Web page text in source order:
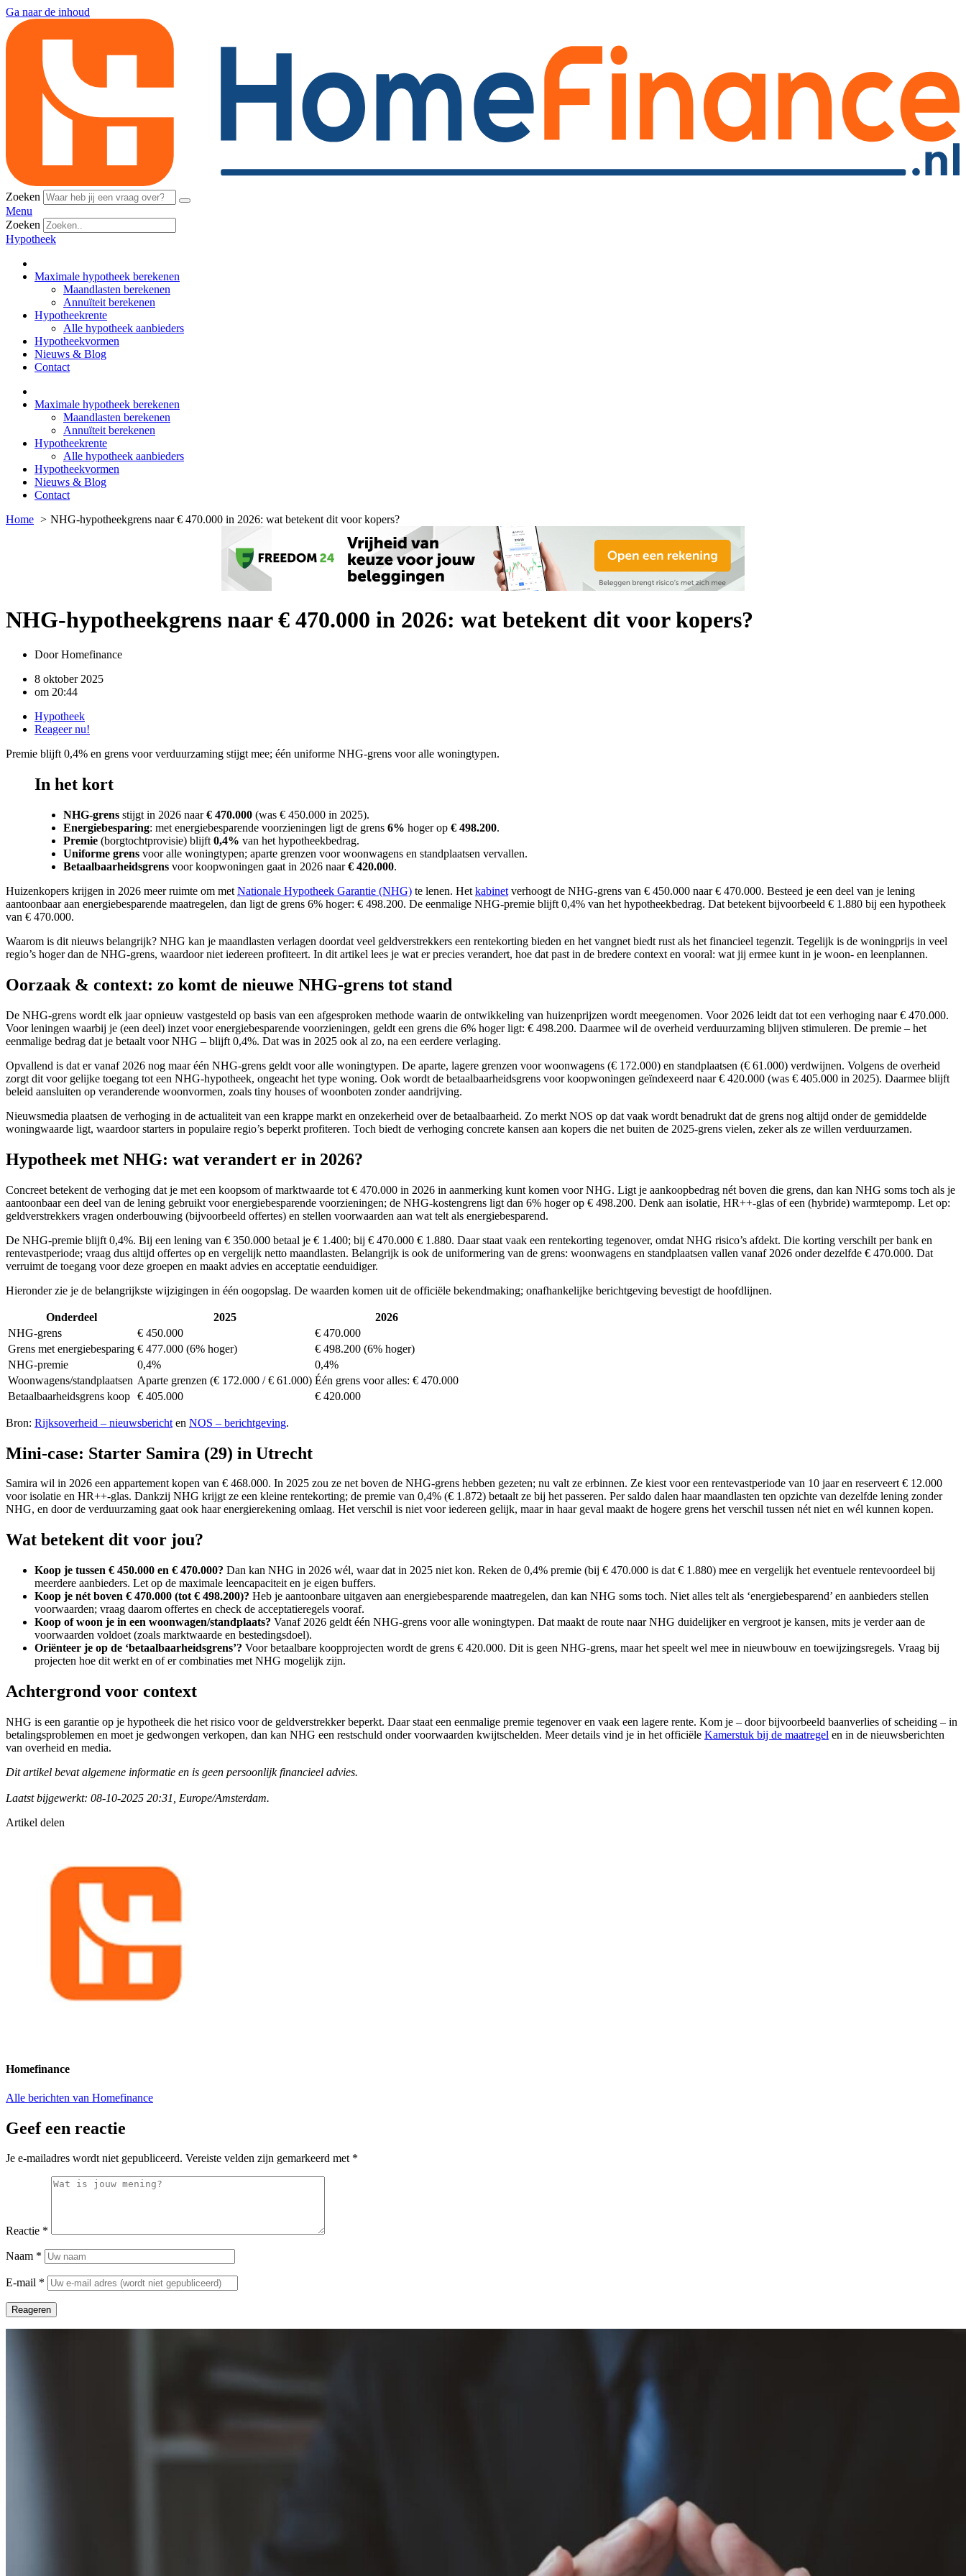
Ga naar de inhoud
Zoeken
Menu
Zoeken
Hypotheek
Maximale hypotheek berekenen
Maandlasten berekenen
Annuïteit berekenen
Hypotheekrente
Alle hypotheek aanbieders
Hypotheekvormen
Nieuws & Blog
Contact
Maximale hypotheek berekenen
Maandlasten berekenen
Annuïteit berekenen
Hypotheekrente
Alle hypotheek aanbieders
Hypotheekvormen
Nieuws & Blog
Contact
Home
NHG-hypotheekgrens naar € 470.000 in 2026: wat betekent dit voor kopers?
NHG-hypotheekgrens naar € 470.000 in 2026: wat betekent dit voor kopers?
DoorHomefinance
8 oktober 2025
om 20:44
Hypotheek
Reageer nu!
Premie blijft 0,4% en grens voor verduurzaming stijgt mee; één uniforme NHG-grens voor alle woningtypen.
In het kort
NHG-grens stijgt in 2026 naar€ 470.000 (was € 450.000 in 2025).
Energiebesparing: met energiebesparende voorzieningen ligt de grens 6% hoger op € 498.200.
Premie (borgtochtprovisie) blijft 0,4% van het hypotheekbedrag.
Uniforme grens voor alle woningtypen; aparte grenzen voor woonwagens en standplaatsen vervallen.
Betaalbaarheidsgrens voor koopwoningen gaat in 2026 naar€ 420.000.
Huizenkopers krijgen in 2026 meer ruimte om met Nationale Hypotheek Garantie (NHG) te lenen. Het kabinet verhoogt de NHG-grens van € 450.000 naar € 470.000. Besteed je een deel van je lening
aantoonbaar aan energiebesparende maatregelen, dan ligt de grens 6% hoger: € 498.200. De eenmalige NHG-premie blijft 0,4% van het hypotheekbedrag. Dat betekent bijvoorbeeld € 1.880 bij een hypotheek
van € 470.000.
Waarom is dit nieuws belangrijk? NHG kan je maandlasten verlagen doordat veel geldverstrekkers een rentekorting bieden en het vangnet biedt rust als het financieel tegenzit. Tegelijk is de woningprijs in veel
regio’s hoger dan de NHG-grens, waardoor niet iedereen profiteert. In dit artikel lees je wat er precies verandert, hoe dat past in de bredere context en vooral: wat jij ermee kunt in je woon- en leenplannen.
Oorzaak & context: zo komt de nieuwe NHG-grens tot stand
De NHG-grens wordt elk jaar opnieuw vastgesteld op basis van een afgesproken methode waarin de ontwikkeling van huizenprijzen wordt meegenomen. Voor 2026 leidt dat tot een verhoging naar € 470.000.
Voor leningen waarbij je (een deel) inzet voor energiebesparende voorzieningen, geldt een grens die 6% hoger ligt: € 498.200. Daarmee wil de overheid verduurzaming blijven stimuleren. De premie – het
eenmalige bedrag dat je betaalt voor NHG – blijft 0,4%. Dat was in 2025 ook al zo, na een eerdere verlaging.
Opvallend is dat er vanaf 2026 nog maar één NHG-grens geldt voor alle woningtypen. De aparte, lagere grenzen voor woonwagens (€ 172.000) en standplaatsen (€ 61.000) verdwijnen. Volgens de overheid
zorgt dit voor gelijke toegang tot een NHG-hypotheek, ongeacht het type woning. Ook wordt de betaalbaarheidsgrens voor koopwoningen geïndexeerd naar € 420.000 (was € 405.000 in 2025). Daarmee blijft
beleid aansluiten op veranderende woonvormen, zoals tiny houses of woonboten zonder aandrijving.
Nieuwsmedia plaatsen de verhoging in de actualiteit van een krappe markt en onzekerheid over de betaalbaarheid. Zo merkt NOS op dat vaak wordt benadrukt dat de grens nog altijd onder de gemiddelde
woningwaarde ligt, waardoor starters in populaire regio’s beperkt profiteren. Toch biedt de verhoging concrete kansen aan kopers die net buiten de 2025-grens vielen, zeker als ze willen verduurzamen.
Hypotheek met NHG: wat verandert er in 2026?
Concreet betekent de verhoging dat je met een koopsom of marktwaarde tot € 470.000 in 2026 in aanmerking kunt komen voor NHG. Ligt je aankoopbedrag nét boven die grens, dan kan NHG soms toch als je
aantoonbaar een deel van de lening gebruikt voor energiebesparende voorzieningen; de NHG-kostengrens ligt dan 6% hoger op € 498.200. Denk aan isolatie, HR++-glas of een (hybride) warmtepomp. Let op:
geldverstrekkers vragen onderbouwing (bijvoorbeeld offertes) en stellen voorwaarden aan wat telt als energiebesparend.
De NHG-premie blijft 0,4%. Bij een lening van € 350.000 betaal je € 1.400; bij € 470.000 € 1.880. Daar staat vaak een rentekorting tegenover, omdat NHG risico’s afdekt. Die korting verschilt per bank en
rentevastperiode; vraag dus altijd offertes op en vergelijk netto maandlasten. Belangrijk is ook de uniformering van de grens: woonwagens en standplaatsen vallen vanaf 2026 onder dezelfde € 470.000. Dat
verruimt de toegang voor deze groepen en maakt advies en acceptatie eenduidiger.
Hieronder zie je de belangrijkste wijzigingen in één oogopslag. De waarden komen uit de officiële bekendmaking; onafhankelijke berichtgeving bevestigt de hoofdlijnen.
Onderdeel 2025
2026
NHG-grens
€ 450.000
€ 470.000
Grens met energiebesparing € 477.000 (6% hoger)
€ 498.200 (6% hoger)
NHG-premie
0,4%
0,4%
Woonwagens/standplaatsen Aparte grenzen (€ 172.000 / € 61.000) Één grens voor alles: € 470.000
Betaalbaarheidsgrens koop € 405.000 € 420.000
Bron: Rijksoverheid – nieuwsbericht en NOS – berichtgeving.
Mini-case: Starter Samira (29) in Utrecht
Samira wil in 2026 een appartement kopen van € 468.000. In 2025 zou ze net boven de NHG-grens hebben gezeten; nu valt ze erbinnen. Ze kiest voor een rentevastperiode van 10 jaar en reserveert € 12.000
voor isolatie en HR++-glas. Dankzij NHG krijgt ze een kleine rentekorting; de premie van 0,4% (€ 1.872) betaalt ze bij het passeren. Per saldo dalen haar maandlasten ten opzichte van dezelfde lening zonder
NHG, en door de verduurzaming gaat ook haar energierekening omlaag. Het verschil is niet voor iedereen gelijk, maar in haar geval maakt de hogere grens het verschil tussen nét niet en wél kunnen kopen.
Wat betekent dit voor jou?
Koop je tussen € 450.000 en € 470.000? Dan kan NHG in 2026 wél, waar dat in 2025 niet kon. Reken de 0,4% premie (bij € 470.000 is dat € 1.880) mee en vergelijk het eventuele rentevoordeel bij
meerdere aanbieders. Let op de maximale leencapaciteit en je eigen buffers.
Koop je nét boven € 470.000 (tot € 498.200)? Heb je aantoonbare uitgaven aan energiebesparende maatregelen, dan kan NHG soms toch. Niet alles telt als ‘energiebesparend’ en aanbieders stellen
voorwaarden; vraag daarom offertes en check de acceptatieregels vooraf.
Koop of woon je in een woonwagen/standplaats? Vanaf 2026 geldt één NHG-grens voor alle woningtypen. Dat maakt de route naar NHG duidelijker en vergroot je kansen, mits je verder aan de
voorwaarden voldoet (zoals marktwaarde en bestedingsdoel).
Oriënteer je op de ‘betaalbaarheidsgrens’? Voor betaalbare koopprojecten wordt de grens € 420.000. Dit is geen NHG-grens, maar het speelt wel mee in nieuwbouw en toewijzingsregels. Vraag bij
projecten hoe dit werkt en of er combinaties met NHG mogelijk zijn.
Achtergrond voor context
NHG is een garantie op je hypotheek die het risico voor de geldverstrekker beperkt. Daar staat een eenmalige premie tegenover en vaak een lagere rente. Kom je – door bijvoorbeeld baanverlies of scheiding – in
betalingsproblemen en moet je gedwongen verkopen, dan kan NHG een restschuld onder voorwaarden kwijtschelden. Meer details vind je in het officiële Kamerstuk bij de maatregel en in de nieuwsberichten
van overheid en media.
Dit artikel bevat algemene informatie en is geen persoonlijk financieel advies.
Laatst bijgewerkt: 08-10-2025 20:31, Europe/Amsterdam.
Artikel delen
Homefinance
Alle berichten van Homefinance
Geef een reactie
Je e-mailadres wordt niet gepubliceerd. Vereiste velden zijn gemarkeerd met *
Reactie *
Naam *
E-mail *
Reageren